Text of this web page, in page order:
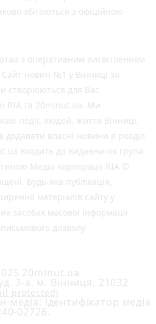
збігаються з офіційною
з оперативним висвітленням
Сайт новин №1 у Вінниці за
створюються для Вас
RIA та 20minut.ua. Ми
події, людей, життя Вінниці.
додавати власні новини в розділ
входить до видавничої групи
Медіа корпорації RIA ©
Будь-яка публiкацiя,
матеріалів сайту у
засобах масової інформації
дозволу
20minut.ua
3-а, м. Вінниця, 21032
protected]
медіа; ідентифікатор медіа
02726.